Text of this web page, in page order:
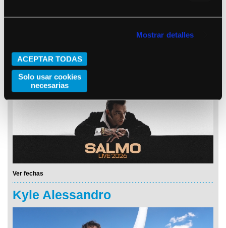
Mostrar detalles
ACEPTAR TODAS
Solo usar cookies
necesarias
Ver fechas
Salmo
Ver fechas
Kyle Alessandro